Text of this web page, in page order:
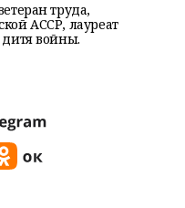
труда,
АССР, лауреат
войны.